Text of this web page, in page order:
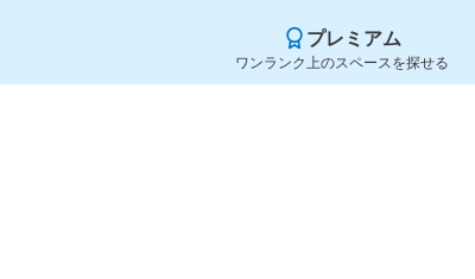
プレミアム
ワンランク上のスペースを探せる